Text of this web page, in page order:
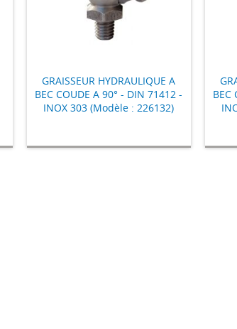
GRAISSEUR HYDRAULIQUE A
BEC COUDE A 90° - DIN 71412 -
INOX 303 (Modèle : 226132)
BEC